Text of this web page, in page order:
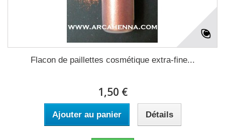
Flacon de paillettes cosmétique extra-fine...
1,50 €
Ajouter au panier Détails